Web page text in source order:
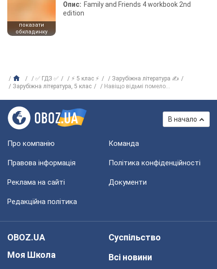
показати
обкладинку
Опис: Family and Friends 4 workbook 2nd
edition
✅ ГДЗ ✅ ⚡ 5 клас ⚡
Зарубіжна література ✍
Зарубіжна література, 5 клас
Навіщо відьмі помело...
В начало
Про компанію Команда
Правова інформація Політика конфіденційності
Реклама на сайті Документи
Редакційна політика
OBOZ.UA
Моя Школа
Суспільство
Всі новини